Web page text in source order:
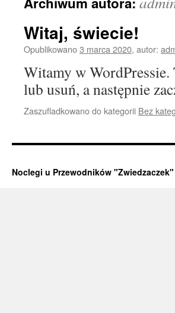
Witaj, świecie!
Opublikowano3 marca 2020, autor:
Witamy w
lub usuń, a następnie
Zaszufladkowano do kategorii Bez
Noclegi u Przewodników "Zwiedzaczek"